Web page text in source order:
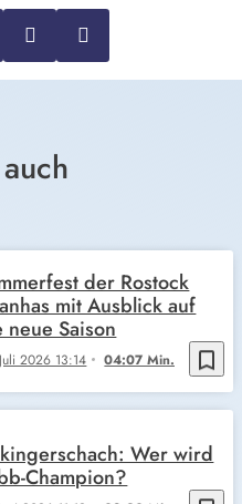
bookmark_border
2026 13:14 04:07 Min.
der Rostock
mit Ausblick auf
neue Saison
Wer wird
Champion?